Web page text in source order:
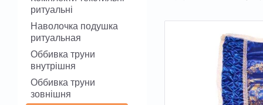
ритуальні
Наволочка подушка
ритуальная
Оббивка труни
внутрішня
Оббивка труни
зовнішня